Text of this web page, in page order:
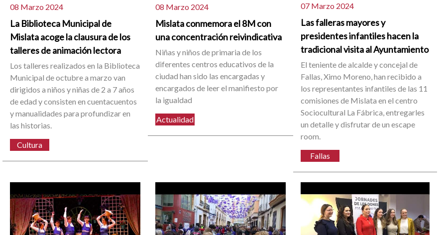
08 Marzo 2024
La Biblioteca Municipal de
Mislata acoge la clausura de los
talleres de animación lectora
Los talleres realizados en la Biblioteca
Municipal de octubre a marzo van
dirigidos a niños y niñas de 2 a 7 años
de edad y consisten en cuentacuentos
y manualidades para profundizar en
las historias.
Cultura
08 Marzo 2024
Mislata conmemora el 8M con
una concentración reivindicativa
Niñas y niños de primaria de los
diferentes centros educativos de la
ciudad han sido las encargadas y
encargados de leer el manifiesto por
la igualdad
Actualidad
07 Marzo 2024
Las falleras mayores y
presidentes infantiles hacen la
tradicional visita al Ayuntamiento
El teniente de alcalde y concejal de
Fallas, Ximo Moreno, han recibido a
los representantes infantiles de las 11
comisiones de Mislata en el centro
Sociocultural La Fábrica, entregarles
un detalle y disfrutar de un escape
room.
Fallas